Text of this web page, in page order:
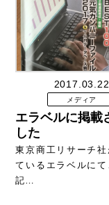
2017.03.22
メディア
エラベルに掲載
した
東京商工リサーチ社
ているエラベルにて
記…